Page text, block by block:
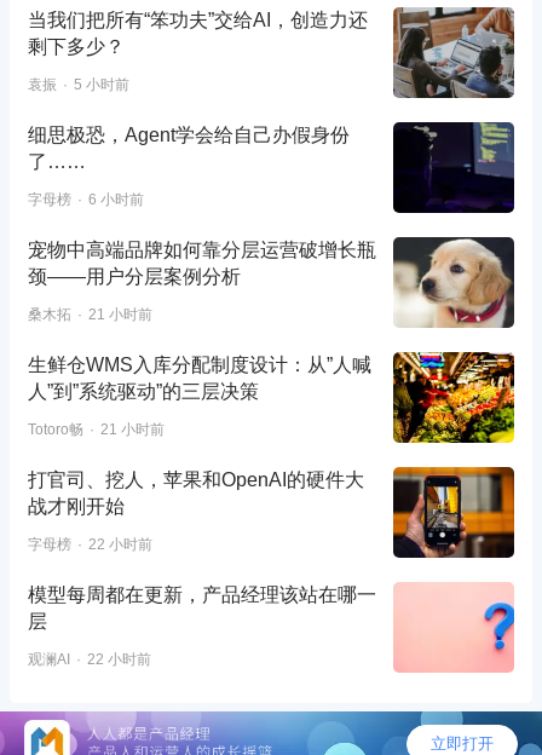
当我们把所有“笨功夫”交给AI，创造力还
剩下多少？
袁振 5 小时前
细思极恐，Agent学会给自己办假身份
了……
字母榜 6 小时前
宠物中高端品牌如何靠分层运营破增长瓶
颈——用户分层案例分析
桑木拓 21 小时前
生鲜仓WMS入库分配制度设计：从”人喊
人”到”系统驱动”的三层决策
Totoro畅 21 小时前
打官司、挖人，苹果和OpenAI的硬件大
战才刚开始
字母榜 22 小时前
模型每周都在更新，产品经理该站在哪一
层
观澜AI 22 小时前
©2026 - 人人都是产品经理